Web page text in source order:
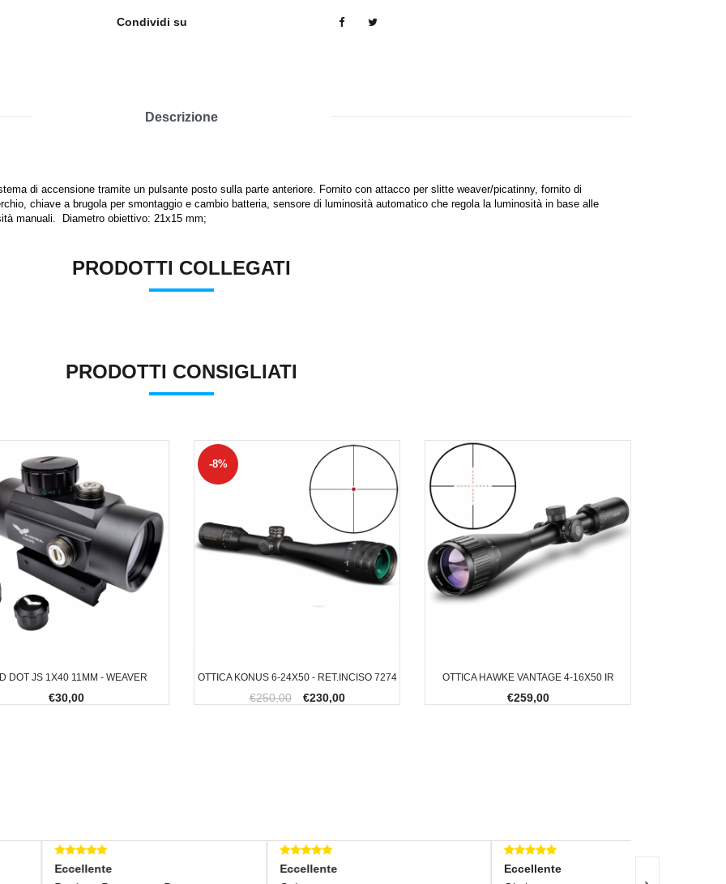
Condividi su
Descrizione
di accensione tramite un pulsante posto sulla parte anteriore. Fornito con attacco per slitte weaver/picatinny, fornito di
chiave a brugola per smontaggio e cambio batteria, sensore di luminosità automatico che regola la luminosità in base alle
manuali.
Diametro obiettivo: 21x15 mm;
PRODOTTI COLLEGATI
PRODOTTI CONSIGLIATI
DOT JS 1X40 11MM - WEAVER
€30,00
OTTICA KONUS 6-24X50 - RET.INCISO 7274
-8%
€250,00 €230,00
OTTICA HAWKE VANTAGE 4-16X50 IR
€259,00